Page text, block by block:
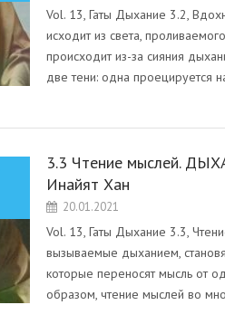
Vol. 13, Гаты Дыхание 3.2,
исходит из света,
происходит из-за сияния
две тени: одна проецируется
3.3 Чтение мыслей.
Инайят Хан
20.01.2021
Vol. 13, Гаты Дыхание 3.3,
вызываемые дыханием,
которые переносят мысль от
образом, чтение мыслей во